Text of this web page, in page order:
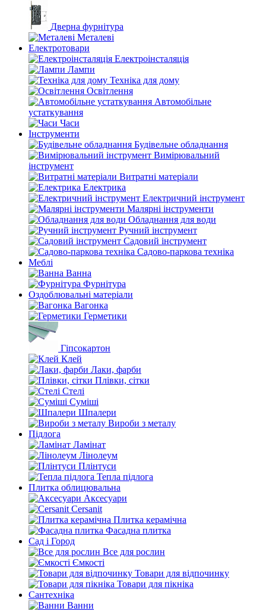
Дверна фурнітура
Металеві
Електротовари
Електроінсталяція
Лампи
Техніка для дому
Освітлення
Автомобільне
устаткування
Часи
Інструменти
Будівельне обладнання
Вимірювальний
інструмент
Витратні матеріали
Електрика
Електричний інструмент
Малярні інструменти
Обладнання для води
Ручний інструмент
Садовий інструмент
Садово-паркова техніка
Меблі
Ванна
Фурнітура
Оздоблювальні матеріали
Вагонка
Герметики
Гіпсокартон
Клей
Лаки, фарби
Плівки, сітки
Стелі
Суміші
Шпалери
Вироби з металу
Підлога
Ламінат
Лінолеум
Плінтуси
Тепла підлога
Плитка облицювальна
Аксесуари
Cersanit
Плитка керамічна
Фасадна плитка
Сад і Город
Все для рослин
Ємкості
Товари для відпочинку
Товари для пікніка
Сантехніка
Ванни